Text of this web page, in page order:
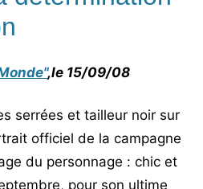
,le 15/09/08
serrées et tailleur noir sur
officiel de la campagne
du personnage : chic et
pour son ultime